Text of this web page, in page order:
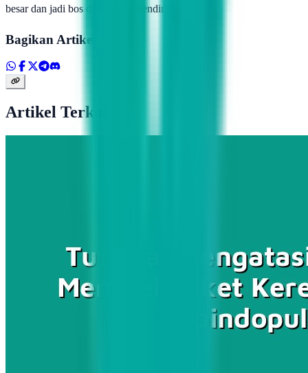
besar dan jadi bos di bisnismu sendiri!”
Bagikan Artikel
Artikel Terkait